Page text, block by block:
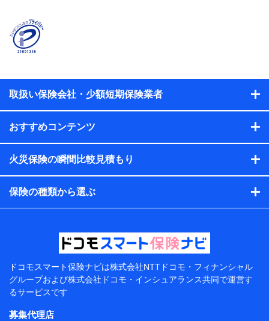
当社又は株式会社NTTドコモが提供する保険関連サービスに
おけるユーザ登録受付および管理のため
当社又は株式会社NTTドコモと取引のあるもしくは委託を受
れらに付帯、関連する当社、株式会社NTTドコモおよび提携
会社のサービスを案内、提供するため
析して、お客さまの趣味・嗜好・傾向に応じたサービス・商
各種セミナーの開催のため
コンサルティングサービスの実施のため
アンケートやキャンペーン等の実施のため
上記に係る案内・手続き・管理等付帯業務を行うため
当該個人データを取り扱う各共同利用者（詳細は次のと
東京都千代田区永田町2丁目11番1号 山王パークタワー
株式会社NTTドコモ 代表取締役社長 前田 義晃
東京都中央区日本橋人形町2-14-10 アーバンネット日
取扱い保険会社・少額短期保険業者
おすすめコンテンツ
火災保険の瞬間比較見積もり
保険の種類から選ぶ
ドコモスマート保険ナビは株式会社NTTドコモ・フィナンシャル
グループおよび株式会社ドコモ・インシュアランス共同で運営す
るサービスです
募集代理店